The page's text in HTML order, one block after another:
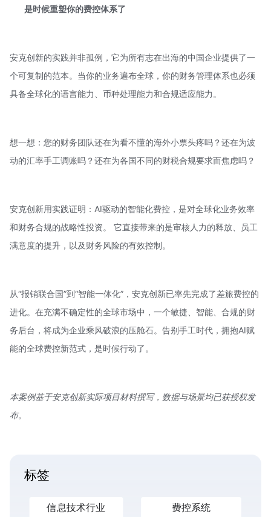
是时候重塑你的费控体系了
安克创新的实践并非孤例，它为所有志在出海的中国企业提供了一
个可复制的范本。当你的业务遍布全球，你的财务管理体系也必须
具备全球化的语言能力、币种处理能力和合规适应能力。
想一想：您的财务团队还在为看不懂的海外小票头疼吗？还在为波
动的汇率手工调账吗？还在为各国不同的财税合规要求而焦虑吗？
安克创新用实践证明：AI驱动的智能化费控，是对全球化业务效率
和财务合规的战略性投资。 它直接带来的是审核人力的释放、员工
满意度的提升，以及财务风险的有效控制。
从“报销联合国”到“智能一体化”，安克创新已率先完成了差旅费控的
进化。在充满不确定性的全球市场中，一个敏捷、智能、合规的财
务后台，将成为企业乘风破浪的压舱石。告别手工时代，拥抱AI赋
能的全球费控新范式，是时候行动了。
本案例基于安克创新实际项目材料撰写，数据与场景均已获授权发
布。
标签
信息技术行业 费控系统